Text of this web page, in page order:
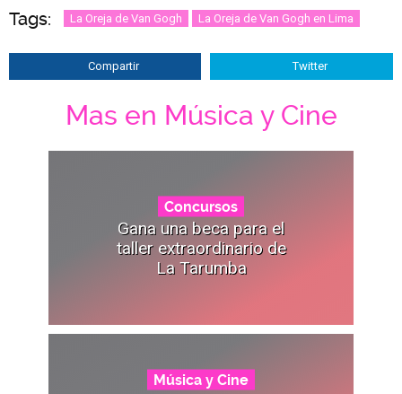
Tags: La Oreja de Van Gogh La Oreja de Van Gogh en Lima
Compartir Twitter
Mas en Música y Cine
Concursos
Gana una beca para el
taller extraordinario de
La Tarumba
Música y Cine